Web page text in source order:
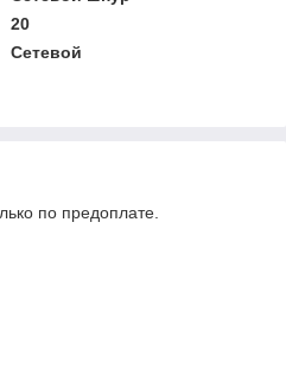
20
Сетевой
по предоплате.